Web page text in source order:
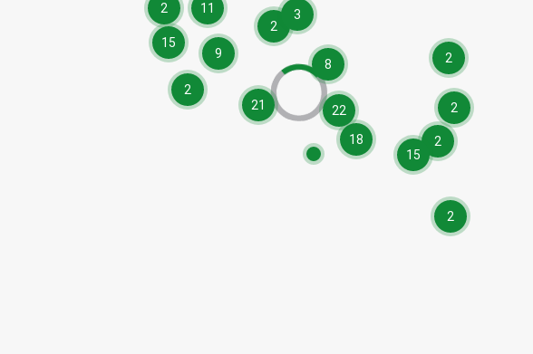
15
9
11
15
22
21
18
8
2
2
2
2
2
2
2 3